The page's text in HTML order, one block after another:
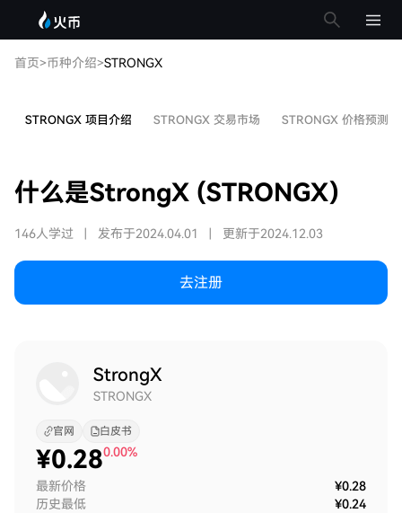
首页>币种介绍>STRONGX
STRONGX 项目介绍 STRONGX 交易市场 STRONGX 价格预测
什么是StrongX (STRONGX)
146人学过 发布于2024.04.01 更新于2024.12.03
去注册
StrongX
STRONGX
官网 白皮书
¥0.280.00%
最新价格
¥0.28
历史最低
¥0.24